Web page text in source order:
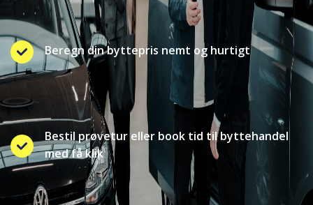
Beregn din byttepris nemt og hurtigt
Bestil prøvetur eller book tid til byttehandel
med få klik